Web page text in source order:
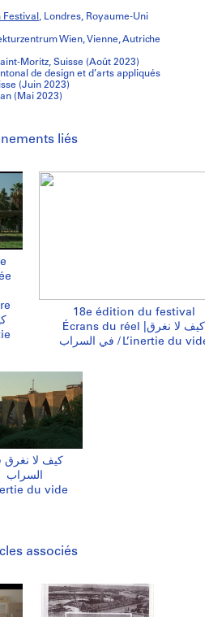
, Londres, Royaume-Uni
Wien, Vienne, Autriche
Moritz, Suisse (Août 2023)
de design et d’arts appliqués
(Juin 2023)
(Mai 2023)
liés
18e édition du festival
Écrans du réel |كیف لا نغرق
في السراب / L’inertie du vide
كیف لا نغرق
السراب
du vide
associés